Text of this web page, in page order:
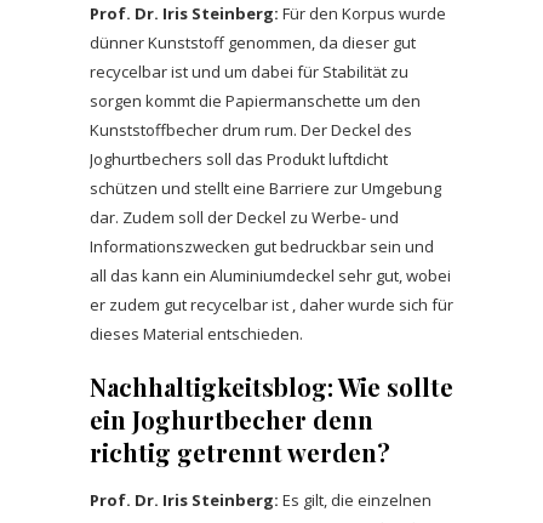
Prof. Dr. Iris Steinberg: Für den Korpus wurde
dünner Kunststoff genommen, da dieser gut
recycelbar ist und um dabei für Stabilität zu
sorgen kommt die Papiermanschette um den
Kunststoffbecher drum rum. Der Deckel des
Joghurtbechers soll das Produkt luftdicht
schützen und stellt eine Barriere zur Umgebung
dar. Zudem soll der Deckel zu Werbe- und
Informationszwecken gut bedruckbar sein und
all das kann ein Aluminiumdeckel sehr gut, wobei
er zudem gut recycelbarist , daher wurde sich für
dieses Material entschieden.
Nachhaltigkeitsblog:Wie sollte
ein Joghurtbecher denn
richtig getrennt werden?
Prof. Dr. Iris Steinberg: Es gilt, die einzelnen